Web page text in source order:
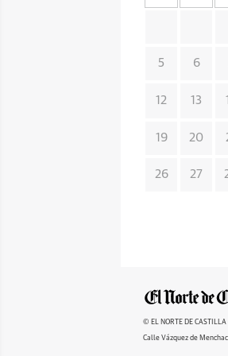
5 6
12 13
19 20
26 27
© EL NORTE DE CASTILLA
Calle Vázquez de